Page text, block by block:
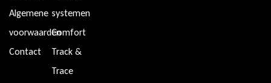
Algemene
voorwaarden
Contact
systemen
Comfort
Track &
Trace